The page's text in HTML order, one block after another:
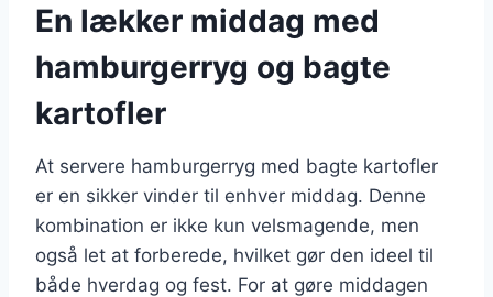
En lækker middag med
hamburgerryg og bagte
kartofler
At servere hamburgerryg med bagte kartofler
er en sikker vinder til enhver middag. Denne
kombination er ikke kun velsmagende, men
også let at forberede, hvilket gør den ideel til
både hverdag og fest. For at gøre middagen